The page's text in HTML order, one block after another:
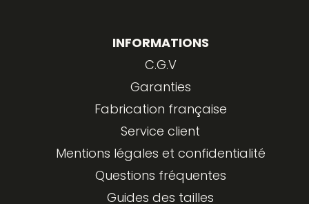
INFORMATIONS
C.G.V
Garanties
Fabrication française
Service client
Mentions légales et confidentialité
Questions fréquentes
Guides des tailles